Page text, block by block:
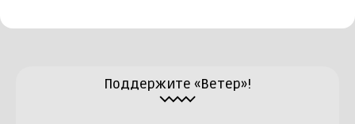
Поддержите «Ветер»!